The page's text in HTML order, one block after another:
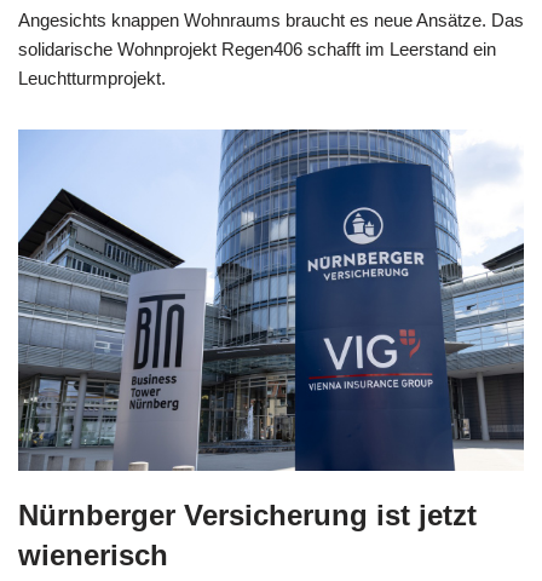
Angesichts knappen Wohnraums braucht es neue Ansätze. Das
solidarische Wohnprojekt Regen406 schafft im Leerstand ein
Leuchtturmprojekt.
Nürnberger Versicherung ist jetzt
wienerisch